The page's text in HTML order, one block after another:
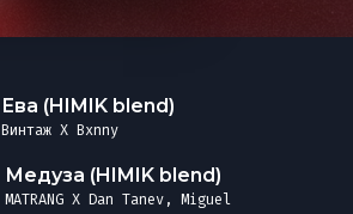
Ева (HIMIK blend)
Винтаж X Bxnny
Медуза (HIMIK blend)
MATRANG X Dan Tanev, Miguel
подписку
Простите, но это действие
платной подписке MUZVIZOR.
Оформите, чтобы получить
В случае
указанной
Ваше